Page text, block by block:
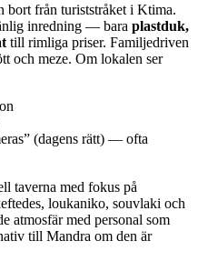
från turiststråket i Ktima.
inredning — bara plastduk,
till rimliga priser. Familjedriven
och meze. Om lokalen ser
(dagens rätt) — ofta
taverna med fokus på
loukaniko, souvlaki och
atmosfär med personal som
till Mandra om den är